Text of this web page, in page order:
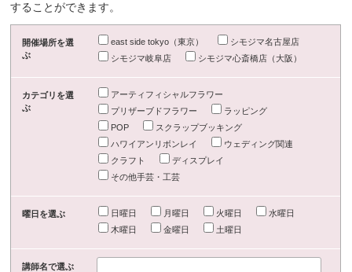
することができます。
開催場所を選
ぶ
east side tokyo（東京）
シモジマ名古屋店
シモジマ岐阜店
シモジマ心斎橋店（大阪）
カテゴリを選
ぶ
アーティフィシャルフラワー
プリザーブドフラワー
ラッピング
POP
スクラップブッキング
ハワイアンリボンレイ
ウェディング関連
クラフト
ディスプレイ
その他手芸・工芸
曜日を選ぶ 日曜日 月曜日 火曜日
水曜日
木曜日
金曜日 土曜日
講師名で選ぶ